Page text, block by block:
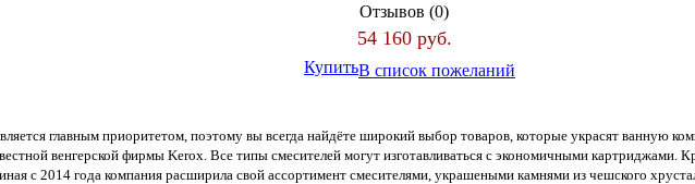
Отзывов (0)
54 160 руб.
КупитьВ список пожеланий
главным приоритетом, поэтому вы всегда найдёте широкий выбор товаров, которые украсят ванную
венгерской фирмы Kerox. Все типы смесителей могут изготавливаться с экономичными картриджами.
с 2014 года компания расширила свой ассортимент смесителями, украшеными камнями из чешского